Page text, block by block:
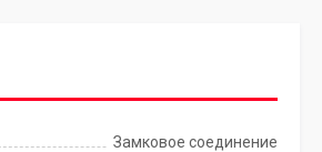
Замковое соединение